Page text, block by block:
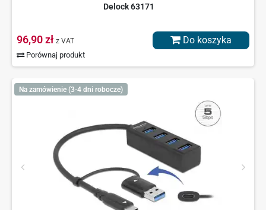
Delock 63171
96,90 zł z VAT
Porównaj produkt
Do koszyka
Na zamówienie (3-4 dni robocze)